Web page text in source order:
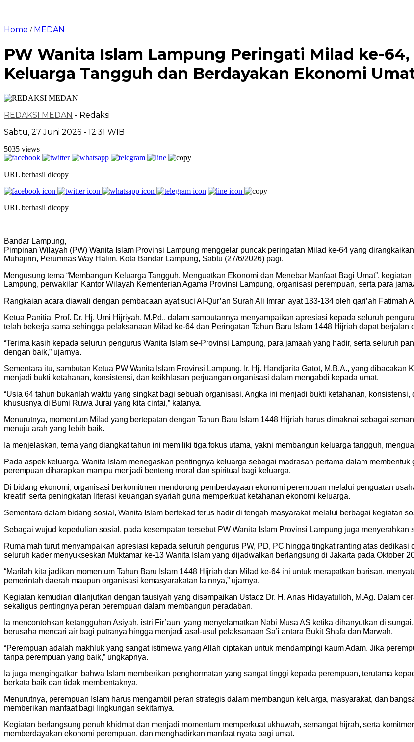
Home / MEDAN
PW Wanita Islam Lampung Peringati Milad ke-
Keluarga Tangguh dan Berdayakan Ekonomi
REDAKSI MEDAN - Redaksi
Sabtu, 27 Juni 2026 - 12:31 WIB
5035 views
URL berhasil dicopy
URL berhasil dicopy
Bandar Lampung,
Pimpinan Wilayah (PW) Wanita Islam Provinsi Lampung menggelar puncak peringatan Milad ke-64 yang
Muhajirin, Perumnas Way Halim, Kota Bandar Lampung, Sabtu (27/6/2026) pagi.
Mengusung tema “Membangun Keluarga Tangguh, Menguatkan Ekonomi dan Menebar Manfaat Bagi Umat”,
Lampung, perwakilan Kantor Wilayah Kementerian Agama Provinsi Lampung, organisasi perempuan, serta para
Rangkaian acara diawali dengan pembacaan ayat suci Al-Qur’an Surah Ali Imran ayat 133-134 oleh qari’ah
Ketua Panitia, Prof. Dr. Hj. Umi Hijriyah, M.Pd., dalam sambutannya menyampaikan apresiasi kepada seluruh
telah bekerja sama sehingga pelaksanaan Milad ke-64 dan Peringatan Tahun Baru Islam 1448 Hijriah dapat berjalan
“Terima kasih kepada seluruh pengurus Wanita Islam se-Provinsi Lampung, para jamaah yang hadir, serta seluruh
dengan baik,” ujarnya.
Sementara itu, sambutan Ketua PW Wanita Islam Provinsi Lampung, Ir. Hj. Handjarita Gatot, M.B.A., yang
menjadi bukti ketahanan, konsistensi, dan keikhlasan perjuangan organisasi dalam mengabdi kepada umat.
“Usia 64 tahun bukanlah waktu yang singkat bagi sebuah organisasi. Angka ini menjadi bukti ketahanan,
khususnya di Bumi Ruwa Jurai yang kita cintai,” katanya.
Menurutnya, momentum Milad yang bertepatan dengan Tahun Baru Islam 1448 Hijriah harus dimaknai sebagai
menuju arah yang lebih baik.
Ia menjelaskan, tema yang diangkat tahun ini memiliki tiga fokus utama, yakni membangun keluarga tangguh,
Pada aspek keluarga, Wanita Islam menegaskan pentingnya keluarga sebagai madrasah pertama dalam
perempuan diharapkan mampu menjadi benteng moral dan spiritual bagi keluarga.
Di bidang ekonomi, organisasi berkomitmen mendorong pemberdayaan ekonomi perempuan melalui penguatan
kreatif, serta peningkatan literasi keuangan syariah guna memperkuat ketahanan ekonomi keluarga.
Sementara dalam bidang sosial, Wanita Islam bertekad terus hadir di tengah masyarakat melalui berbagai kegiatan
Sebagai wujud kepedulian sosial, pada kesempatan tersebut PW Wanita Islam Provinsi Lampung juga menyerahkan
Rumaimah turut menyampaikan apresiasi kepada seluruh pengurus PW, PD, PC hingga tingkat ranting atas
seluruh kader menyukseskan Muktamar ke-13 Wanita Islam yang dijadwalkan berlangsung di Jakarta pada Oktober
“Marilah kita jadikan momentum Tahun Baru Islam 1448 Hijriah dan Milad ke-64 ini untuk merapatkan barisan,
pemerintah daerah maupun organisasi kemasyarakatan lainnya,” ujarnya.
Kegiatan kemudian dilanjutkan dengan tausiyah yang disampaikan Ustadz Dr. H. Anas Hidayatulloh, M.Ag. Dalam
sekaligus pentingnya peran perempuan dalam membangun peradaban.
Ia mencontohkan ketangguhan Asiyah, istri Fir’aun, yang menyelamatkan Nabi Musa AS ketika dihanyutkan di
berusaha mencari air bagi putranya hingga menjadi asal-usul pelaksanaan Sa’i antara Bukit Shafa dan Marwah.
“Perempuan adalah makhluk yang sangat istimewa yang Allah ciptakan untuk mendampingi kaum Adam. Jika
tanpa perempuan yang baik,” ungkapnya.
Ia juga mengingatkan bahwa Islam memberikan penghormatan yang sangat tinggi kepada perempuan, terutama
berkata baik dan tidak membentaknya.
Menurutnya, perempuan Islam harus mengambil peran strategis dalam membangun keluarga, masyarakat, dan
memberikan manfaat bagi lingkungan sekitarnya.
Kegiatan berlangsung penuh khidmat dan menjadi momentum memperkuat ukhuwah, semangat hijrah, serta
memberdayakan ekonomi perempuan, dan menghadirkan manfaat nyata bagi umat.